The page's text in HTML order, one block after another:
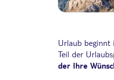
Urlaub beginnt
Teil der
der Ihre